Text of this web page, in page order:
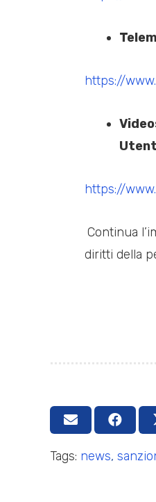
https://
https://
Continua
diritti della
Tags: news,